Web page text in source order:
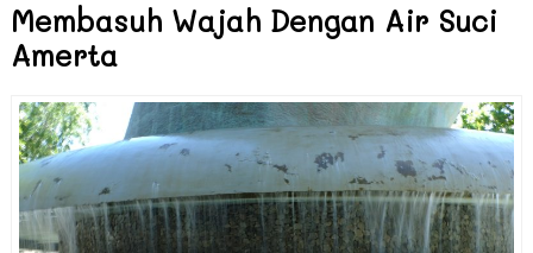
Membasuh Wajah Dengan Air Suci
Amerta